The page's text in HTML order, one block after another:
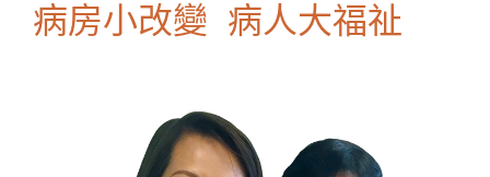
病房小改變 病人大福祉